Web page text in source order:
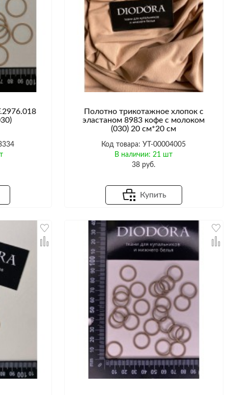
Полотно трикотажное хлопок с
эластаном 8983 кофе с молоком
(030) 20 см*20 см
Код товара: УТ-00004005
В наличии: 21 шт
38 руб.
Купить